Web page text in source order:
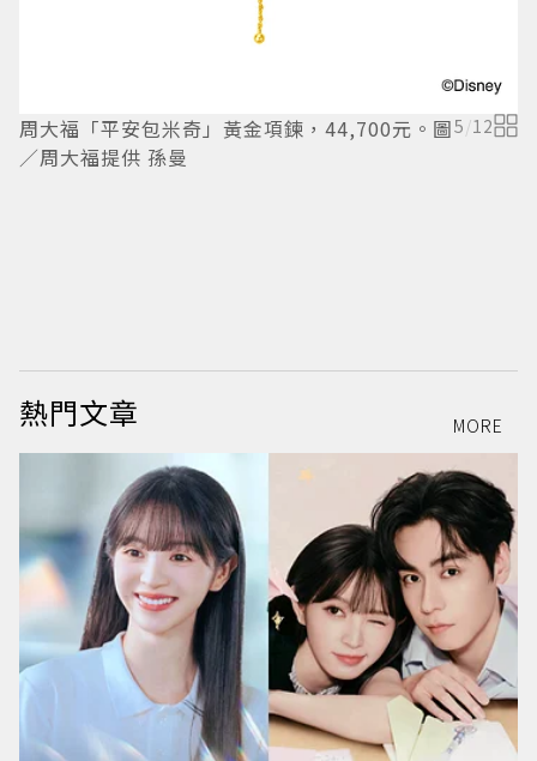
周大福「平安包米奇」黃金項鍊，44,700元。圖
／周大福提供 孫曼
5/12
熱門文章 MORE